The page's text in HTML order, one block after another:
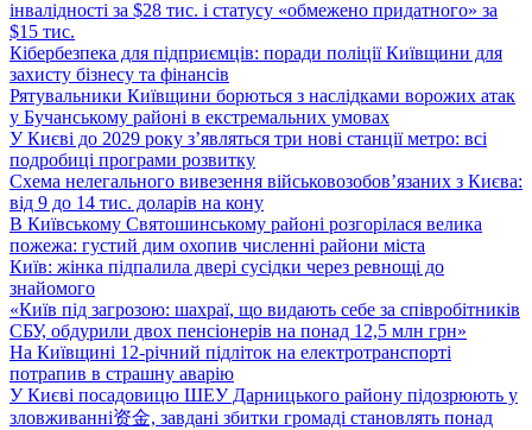
інвалідності за $28 тис. і статусу «обмежено придатного» за
$15 тис.
Кібербезпека для підприємців: поради поліції Київщини для
захисту бізнесу та фінансів
Рятувальники Київщини борються з наслідками ворожих атак
у Бучанському районі в екстремальних умовах
У Києві до 2029 року з’являться три нові станції метро: всі
подробиці програми розвитку
Схема нелегального вивезення військовозобов’язаних з Києва:
від 9 до 14 тис. доларів на кону
В Київському Святошинському районі розгорілася велика
пожежа: густий дим охопив численні райони міста
Київ: жінка підпалила двері сусідки через ревнощі до
знайомого
«Київ під загрозою: шахраї, що видають себе за співробітників
СБУ, обдурили двох пенсіонерів на понад 12,5 млн грн»
На Київщині 12-річний підліток на електротранспорті
потрапив в страшну аварію
У Києві посадовицю ШЕУ Дарницького району підозрюють у
зловживанні资金, завдані збитки громаді становлять понад